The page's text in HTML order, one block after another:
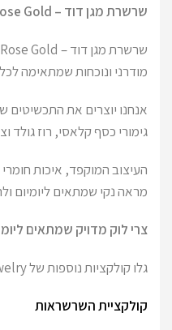
שרשרת מגן דוד – Rose Gold מבית UDIA Jewelry
מודרני ונוכחות שמתאימה
גימורי כסף קלאסי, רוז גולד
העיצוב המוקפד, איכות חומרי
מראה נקי שמתאים ליומיום
צרי לוק מדויק שמתאים
גלו קולקציות נוספות של UDIA Jewelry
קולקציית השרשראות